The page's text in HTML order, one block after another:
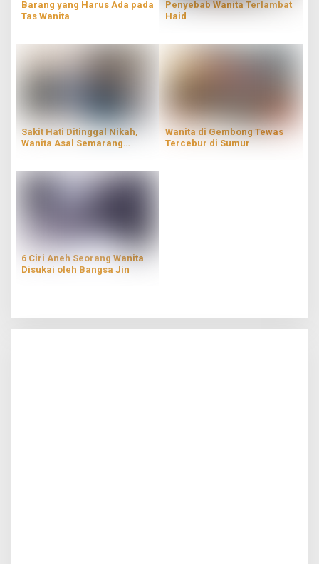
Barang yang Harus Ada pada
Tas Wanita
Penyebab Wanita Terlambat
Haid
Sakit Hati Ditinggal Nikah,
Wanita Asal Semarang
Wanita di Gembong Tewas
Tercebur di Sumur
6 Ciri Aneh Seorang Wanita
Disukai oleh Bangsa Jin